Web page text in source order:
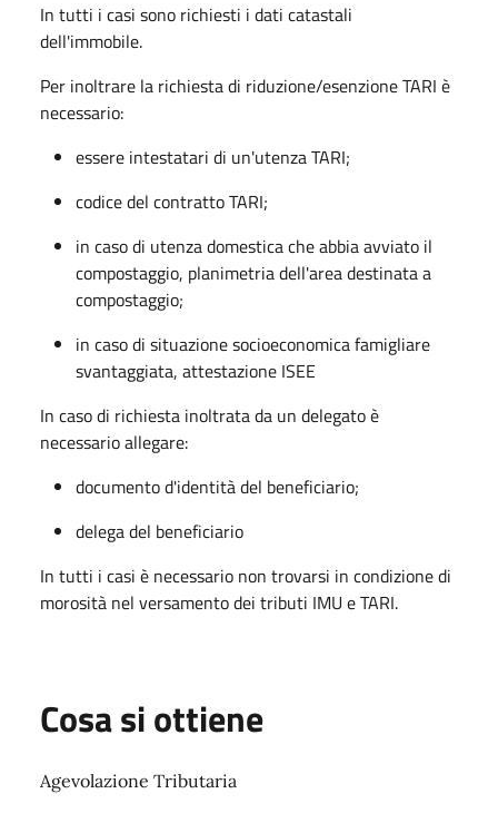
In tutti i casi sono richiesti i dati catastali
dell'immobile.
Per inoltrare la richiesta di riduzione/esenzione TARI è
necessario:
essere intestatari di un'utenza TARI;
codice del contratto TARI;
in caso di utenza domestica che abbia avviato il
compostaggio, planimetria dell'area destinata a
compostaggio;
in caso di situazione socioeconomica famigliare
svantaggiata, attestazione ISEE
In caso di richiesta inoltrata da un delegato è
necessario allegare:
documento d'identità del beneficiario;
delega del beneficiario
In tutti i casi è necessario non trovarsi in condizione di
morosità nel versamento dei tributi IMU e TARI.
Cosa si ottiene
Agevolazione Tributaria